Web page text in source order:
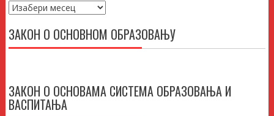
Архиве
ЗАКОН О ОСНОВНОМ ОБРАЗОВАЊУ
ЗАКОН О ОСНОВАМА СИСТЕМА ОБРАЗОВАЊА И
ВАСПИТАЊА